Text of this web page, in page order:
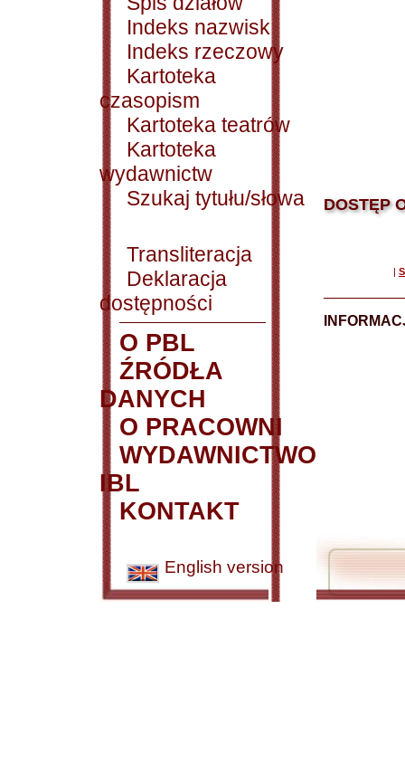
Indeks nazwisk
Indeks rzeczowy
Kartoteka
czasopism
Kartoteka teatrów
Kartoteka
wydawnictw
Szukaj tytułu/słowa
Transliteracja
Deklaracja
dostępności
O PBL
ŹRÓDŁA
DANYCH
O PRACOWNI
WYDAWNICTWO
IBL
KONTAKT
English version
DOSTĘP
|